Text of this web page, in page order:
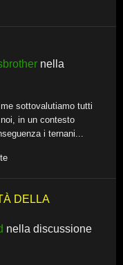
nella
sottovalutiamo tutti
in un contesto
i ternani...
DELLA
nella discussione